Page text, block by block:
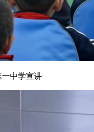
一中学宣讲